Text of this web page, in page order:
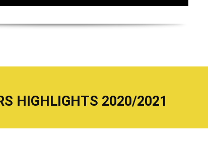
HIGHLIGHTS 2020/2021